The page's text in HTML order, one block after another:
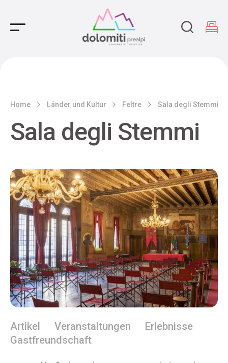
Main Navigation
Home Länder und Kultur Feltre Sala degli Stemmi
Sala degli Stemmi
Artikel Veranstaltungen
Erlebnisse
Gastfreundschaft